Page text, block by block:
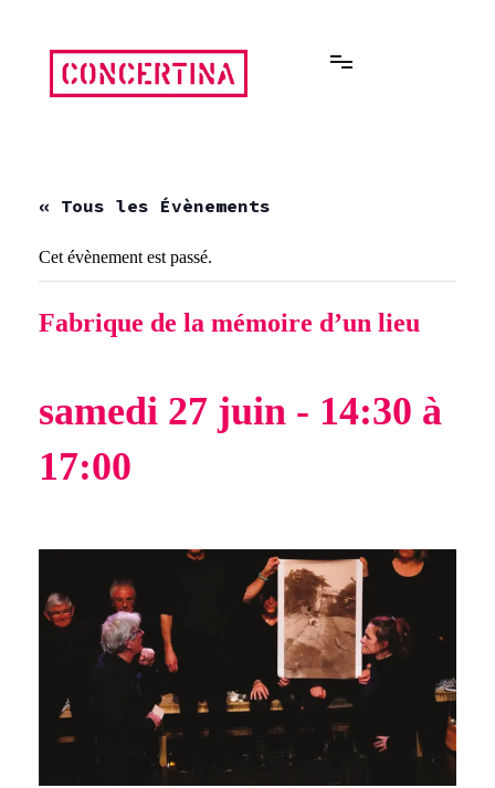
contenu
« Tous les Évènements
Cet évènement est passé.
Fabrique de la mémoire d’un lieu
samedi 27 juin - 14:30 à
17:00